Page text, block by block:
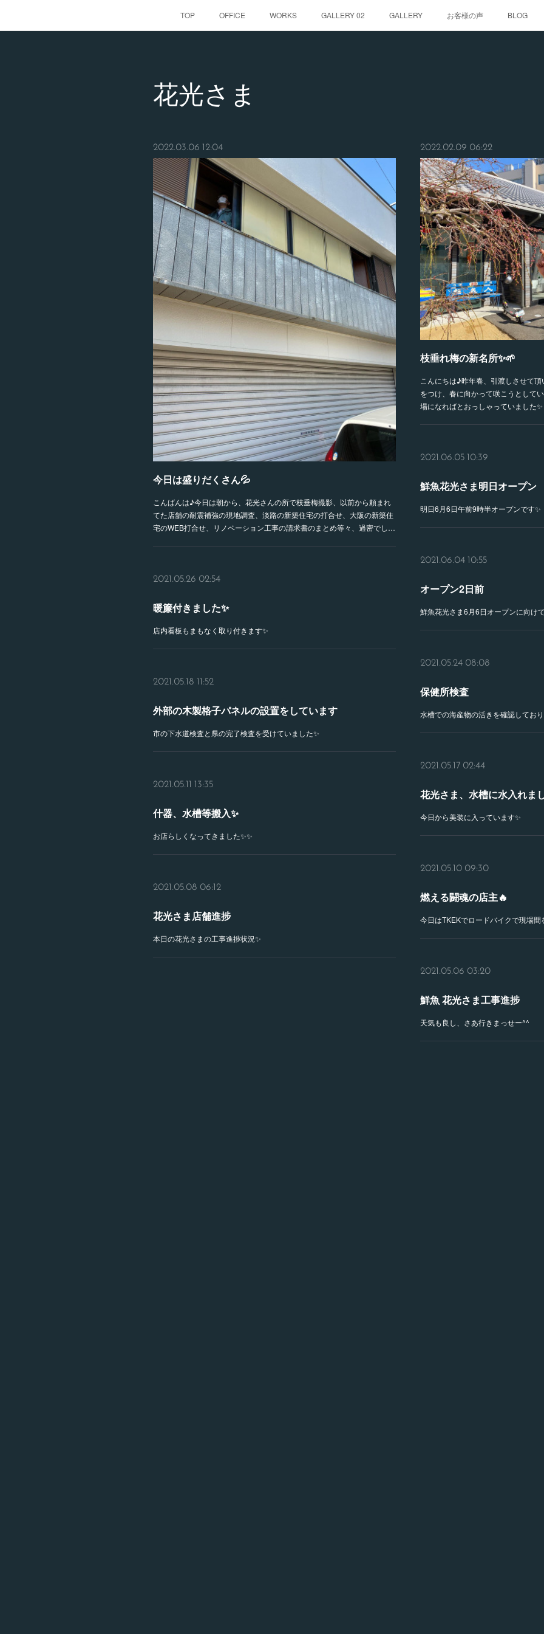
TOP OFFICE WORKS GALLERY 02 GALLERY お客様の声 BLOG
花光さま
2022.03.06 12:04
今日は盛りだくさん💦
こんばんは♪今日は朝から、花光さんの所で枝垂梅撮影、以前から頼まれ
てた店舗の耐震補強の現地調査、淡路の新築住宅の打合せ、大阪の新築住
宅のWEB打合せ、リノベーション工事の請求書のまとめ等々、過密でし…
2022.02.09 06:22
枝垂れ梅の新名所✨🌱
こんにちは♪昨年春、引渡しさせて
をつけ、春に向かって咲こうとして
場になればとおっしゃっていました
2021.06.05 10:39
鮮魚花光さま明日オープン
明日6月6日午前9時半オープンです✨
2021.06.04 10:55
オープン2日前
鮮魚花光さま6月6日オープンに向け
2021.05.26 02:54
暖簾付きました✨
店内看板もまもなく取り付きます✨
2021.05.24 08:08
保健所検査
水槽での海産物の活きを確認してお
2021.05.18 11:52
外部の木製格子パネルの設置をしています
市の下水道検査と県の完了検査を受けていました✨
2021.05.17 02:44
花光さま、水槽に水入れま
今日から美装に入っています✨
2021.05.11 13:35
什器、水槽等搬入✨
お店らしくなってきました✨✨
2021.05.10 09:30
燃える闘魂の店主🔥
今日はTKEKでロードバイクで現場間
2021.05.08 06:12
花光さま店舗進捗
本日の花光さまの工事進捗状況✨
2021.05.06 03:20
鮮魚 花光さま工事進捗
天気も良し、さあ行きまっせー^^